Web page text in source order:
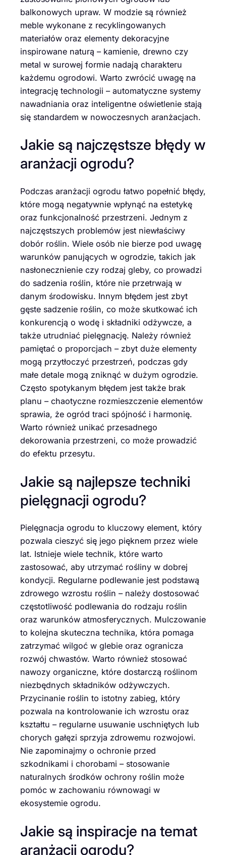
balkonowych upraw. W modzie są również
meble wykonane z recyklingowanych
materiałów oraz elementy dekoracyjne
inspirowane naturą – kamienie, drewno czy
metal w surowej formie nadają charakteru
każdemu ogrodowi. Warto zwrócić uwagę na
integrację technologii – automatyczne systemy
nawadniania oraz inteligentne oświetlenie stają
się standardem w nowoczesnych aranżacjach.
Jakie są najczęstsze błędy w
aranżacji ogrodu?
Podczas aranżacji ogrodu łatwo popełnić błędy,
które mogą negatywnie wpłynąć na estetykę
oraz funkcjonalność przestrzeni. Jednym z
najczęstszych problemów jest niewłaściwy
dobór roślin. Wiele osób nie bierze pod uwagę
warunków panujących w ogrodzie, takich jak
nasłonecznienie czy rodzaj gleby, co prowadzi
do sadzenia roślin, które nie przetrwają w
danym środowisku. Innym błędem jest zbyt
gęste sadzenie roślin, co może skutkować ich
konkurencją o wodę i składniki odżywcze, a
także utrudniać pielęgnację. Należy również
pamiętać o proporcjach – zbyt duże elementy
mogą przytłoczyć przestrzeń, podczas gdy
małe detale mogą zniknąć w dużym ogrodzie.
Często spotykanym błędem jest także brak
planu – chaotyczne rozmieszczenie elementów
sprawia, że ogród traci spójność i harmonię.
Warto również unikać przesadnego
dekorowania przestrzeni, co może prowadzić
do efektu przesytu.
Jakie są najlepsze techniki
pielęgnacji ogrodu?
Pielęgnacja ogrodu to kluczowy element, który
pozwala cieszyć się jego pięknem przez wiele
lat. Istnieje wiele technik, które warto
zastosować, aby utrzymać rośliny w dobrej
kondycji. Regularne podlewanie jest podstawą
zdrowego wzrostu roślin – należy dostosować
częstotliwość podlewania do rodzaju roślin
oraz warunków atmosferycznych. Mulczowanie
to kolejna skuteczna technika, która pomaga
zatrzymać wilgoć w glebie oraz ogranicza
rozwój chwastów. Warto również stosować
nawozy organiczne, które dostarczą roślinom
niezbędnych składników odżywczych.
Przycinanie roślin to istotny zabieg, który
pozwala na kontrolowanie ich wzrostu oraz
kształtu – regularne usuwanie uschniętych lub
chorych gałęzi sprzyja zdrowemu rozwojowi.
Nie zapominajmy o ochronie przed
szkodnikami i chorobami – stosowanie
naturalnych środków ochrony roślin może
pomóc w zachowaniu równowagi w
ekosystemie ogrodu.
Jakie są inspiracje na temat
aranżacji ogrodu?